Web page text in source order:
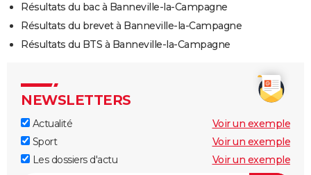
Résultats du bac à Banneville-la-Campagne
Résultats du brevet à Banneville-la-Campagne
Résultats du BTS à Banneville-la-Campagne
NEWSLETTERS
Actualité
Voir un exemple
Sport
Voir un exemple
Les dossiers d'actu
Voir un exemple